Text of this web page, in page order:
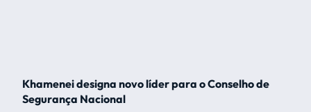
Khamenei designa novo líder para o Conselho de
Segurança Nacional